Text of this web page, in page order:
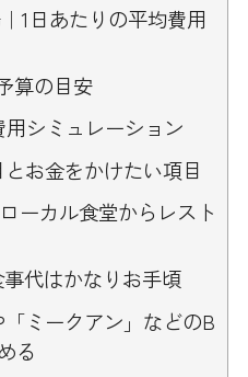
1日あたりの平均費用
算の目安
シミュレーション
お金をかけたい項目
ーカル食堂からレスト
代はかなりお手頃
「ミークアン」などのB
る